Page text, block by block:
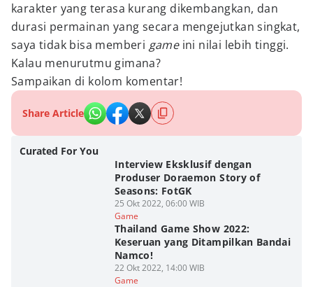
karakter yang terasa kurang dikembangkan, dan
durasi permainan yang secara mengejutkan singkat,
saya tidak bisa memberi game ini nilai lebih tinggi.
Kalau menurutmu gimana?
Sampaikan di kolom komentar!
Share Article
Curated For You
Interview Eksklusif dengan
Produser Doraemon Story of
Seasons: FotGK
25 Okt 2022, 06:00 WIB
Game
Thailand Game Show 2022:
Keseruan yang Ditampilkan Bandai
Namco!
22 Okt 2022, 14:00 WIB
Game